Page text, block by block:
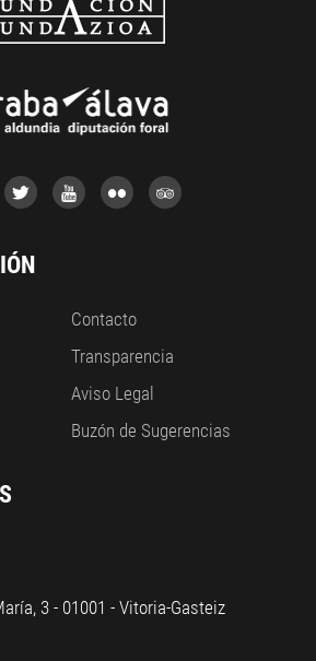
Contacto
Transparencia
Aviso Legal
Buzón de Sugerencias
3 - 01001 - Vitoria-Gasteiz